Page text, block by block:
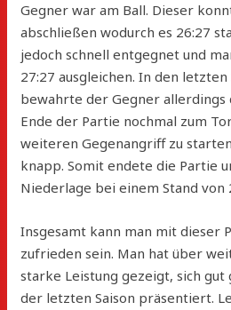
Gegner war am Ball. Dieser
abschließen wodurch es 26:27
jedoch schnell entgegnet und
27:27 ausgleichen. In den letzten
bewahrte der Gegner allerdings
Ende der Partie nochmal zum
weiteren Gegenangriff zu
knapp. Somit endete die Partie
Niederlage bei einem Stand von
Insgesamt kann man mit dieser
zufrieden sein. Man hat über
starke Leistung gezeigt, sich gut
der letzten Saison präsentiert.